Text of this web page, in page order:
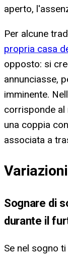
aperto,
Per alcune
propria casa
opposto: si
annunciasse,
imminente.
corrisponde al
una coppia
associata a
Sognare di
durante il
Se nel sogno